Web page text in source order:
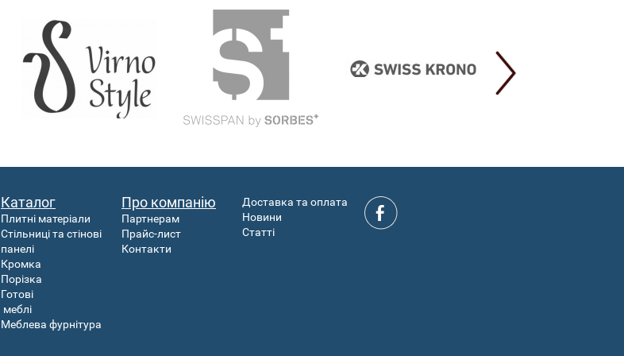
Каталог
Плитні матеріали
Стільниці та стінові
панелі
Кромка
Порізка
Готові
меблі
Меблева фурнітура
Про компанію
Партнерам
Прайс-лист
Контакти
Доставка та оплата
Новини
Статті